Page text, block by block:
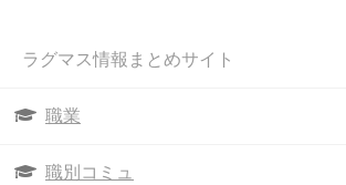
ラグマス情報まとめサイト
職業
職別コミュ